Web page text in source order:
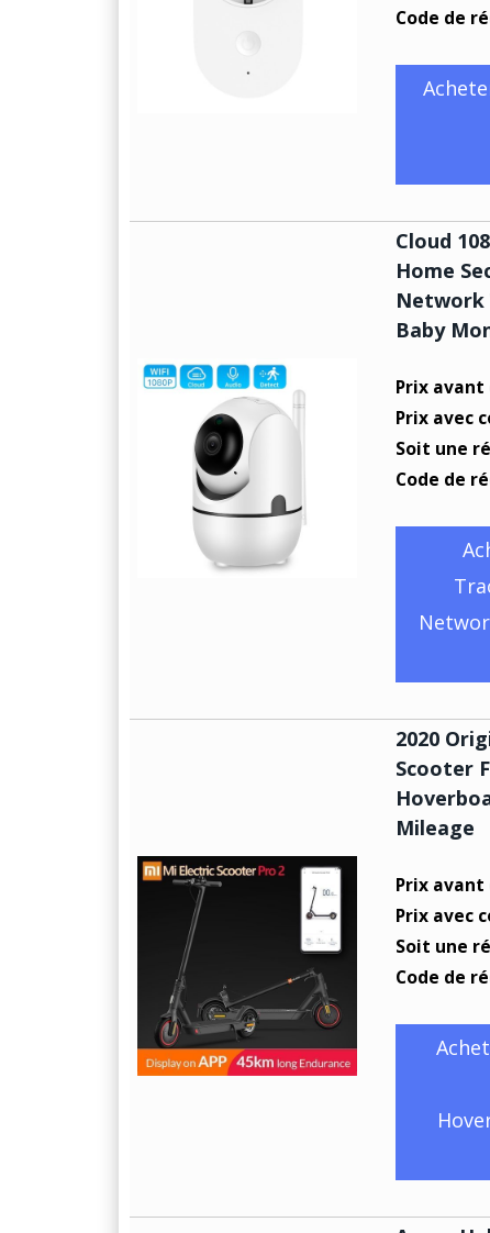
Code de
Cloud
Home
Network
Baby
Prix
Prix avec
Soit une
Code de
2020
Scooter
Mileage
Prix
Prix avec
Soit une
Code de